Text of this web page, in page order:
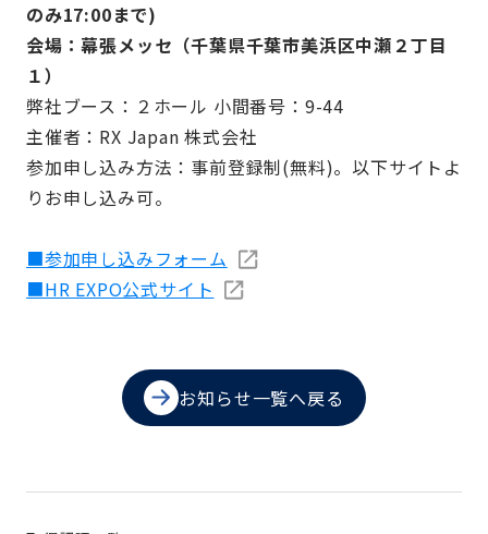
のみ17:00まで)
会場：幕張メッセ（千葉県千葉市美浜区中瀬２丁目
１）
弊社ブース：２ホール 小間番号：9-44
主催者：RX Japan 株式会社
参加申し込み方法：事前登録制(無料)。以下サイトよ
りお申し込み可。
■参加申し込みフォーム
■HR EXPO公式サイト
お知らせ一覧へ戻る